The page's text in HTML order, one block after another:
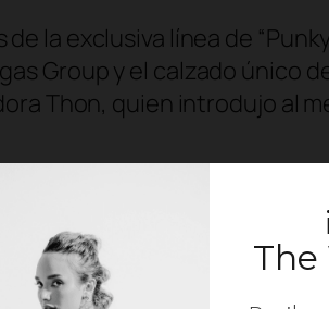
la exclusiva línea de
Group y el calzado único
Thon, quien introdujo al
a continuación:
****